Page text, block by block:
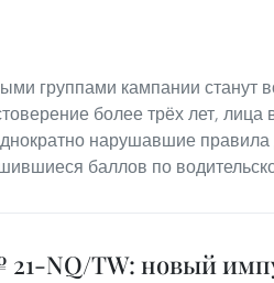
группами кампании станут
более трёх лет, лица
нарушавшие
баллов по
NQ/TW: новый